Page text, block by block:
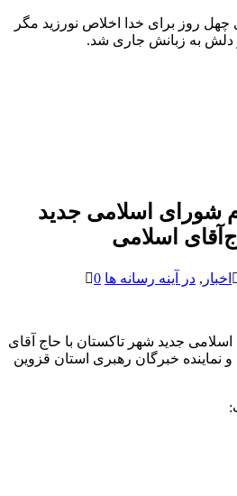
روز برای خدا اخلاص نورزید مگر
به زبانش جاری شد.
شورای اسلامی جدید
اسلامی
اخبار , در آینه رسانه ها 0
جدید شهر تاکستان با حاج آقای
نماینده خبرگان رهبری استان قزوین